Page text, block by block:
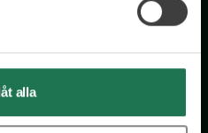
allaoss